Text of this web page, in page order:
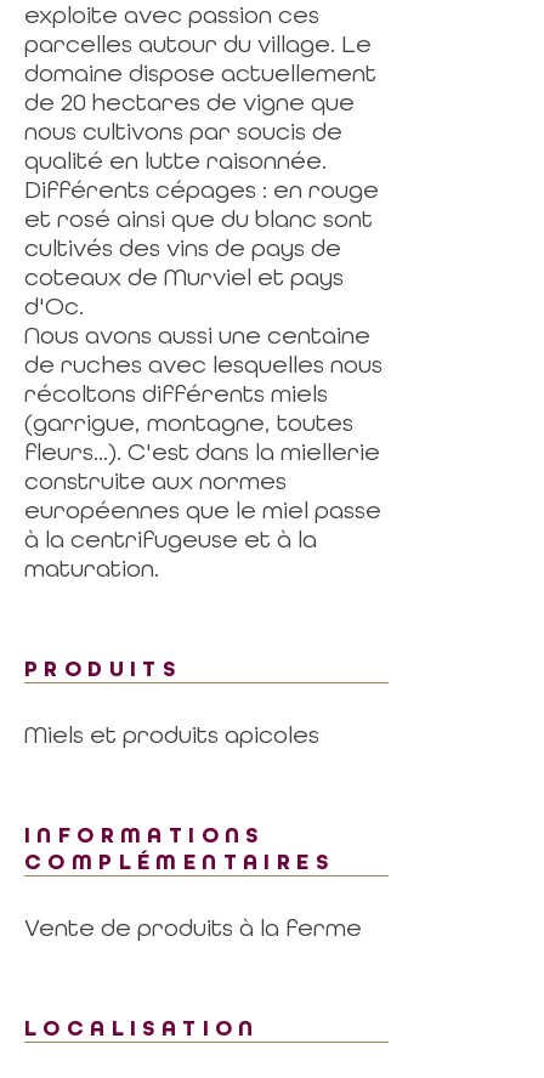
exploite avec passion ces
parcelles autour du village. Le
domaine dispose actuellement
de 20 hectares de vigne que
nous cultivons par soucis de
qualité en lutte raisonnée.
Différents cépages : en rouge
et rosé ainsi que du blanc sont
cultivés des vins de pays de
coteaux de Murviel et pays
d'Oc.
Nous avons aussi une centaine
de ruches avec lesquelles nous
récoltons différents miels
(garrigue, montagne, toutes
fleurs...). C'est dans la miellerie
construite aux normes
européennes que le miel passe
à la centrifugeuse et à la
maturation.
PRODUITS
Miels et produits apicoles
INFORMATIONS
COMPLÉMENTAIRES
Vente de produits à la ferme
LOCALISATION